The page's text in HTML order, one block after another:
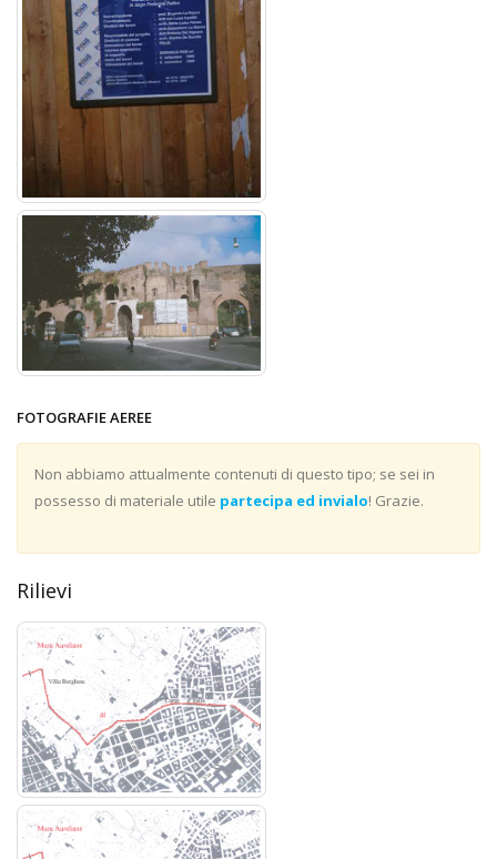
FOTOGRAFIE AEREE
Non abbiamo attualmente contenuti di questo tipo; se sei in
possesso di materiale utile partecipa ed invialo! Grazie.
Rilievi